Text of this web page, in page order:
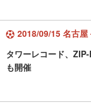
2018/09/15 名古屋
タワーレコード、
も開催